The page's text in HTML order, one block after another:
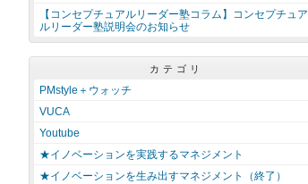
【コンセプチュアルリーダー塾コラム】コンセプチュア
ルリーダー塾説明会のお知らせ
カテゴリ
PMstyle＋ウォッチ
VUCA
Youtube
★イノベーションを実践するマネジメント
★イノベーションを生み出すマネジメント（終了）